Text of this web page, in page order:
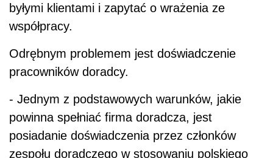
byłymi klientami i zapytać o wrażenia ze
współpracy.
Odrębnym problemem jest doświadczenie
pracowników doradcy.
- Jednym z podstawowych warunków, jakie
powinna spełniać firma doradcza, jest
posiadanie doświadczenia przez członków
zespołu doradczego w stosowaniu polskiego